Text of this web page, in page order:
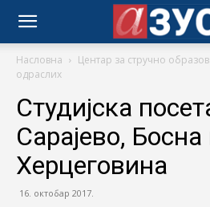
Насловна
Центар за стручно
одраслих
Студијска
Сарајево, Босна
Херцеговина
16. октобар 2017.